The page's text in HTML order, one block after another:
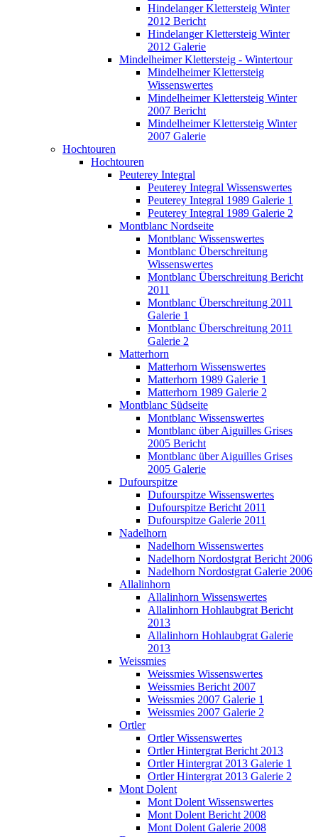
Hindelanger Klettersteig Winter
2012 Bericht
Hindelanger Klettersteig Winter
2012 Galerie
Mindelheimer Klettersteig - Wintertour
Mindelheimer Klettersteig
Wissenswertes
Mindelheimer Klettersteig Winter
2007 Bericht
Mindelheimer Klettersteig Winter
2007 Galerie
Hochtouren
Hochtouren
Peuterey Integral
Peuterey Integral Wissenswertes
Peuterey Integral 1989 Galerie 1
Peuterey Integral 1989 Galerie 2
Montblanc Nordseite
Montblanc Wissenswertes
Montblanc Überschreitung
Wissenswertes
Montblanc Überschreitung Bericht
2011
Montblanc Überschreitung 2011
Galerie 1
Montblanc Überschreitung 2011
Galerie 2
Matterhorn
Matterhorn Wissenswertes
Matterhorn 1989 Galerie 1
Matterhorn 1989 Galerie 2
Montblanc Südseite
Montblanc Wissenswertes
Montblanc über Aiguilles Grises
2005 Bericht
Montblanc über Aiguilles Grises
2005 Galerie
Dufourspitze
Dufourspitze Wissenswertes
Dufourspitze Bericht 2011
Dufourspitze Galerie 2011
Nadelhorn
Nadelhorn Wissenswertes
Nadelhorn Nordostgrat Bericht 2006
Nadelhorn Nordostgrat Galerie 2006
Allalinhorn
Allalinhorn Wissenswertes
Allalinhorn Hohlaubgrat Bericht
2013
Allalinhorn Hohlaubgrat Galerie
2013
Weissmies
Weissmies Wissenswertes
Weissmies Bericht 2007
Weissmies 2007 Galerie 1
Weissmies 2007 Galerie 2
Ortler
Ortler Wissenswertes
Ortler Hintergrat Bericht 2013
Ortler Hintergrat 2013 Galerie 1
Ortler Hintergrat 2013 Galerie 2
Mont Dolent
Mont Dolent Wissenswertes
Mont Dolent Bericht 2008
Mont Dolent Galerie 2008